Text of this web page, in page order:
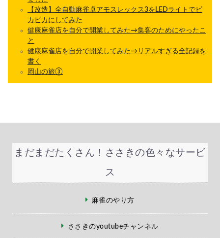
【改造】全自動麻雀卓アモスレックス3をLEDライトでビ
カビカにしてみた
健康麻雀店を自分で開業してみた→集客のためにやったこ
と
健康麻雀店を自分で開業してみた→リアルすぎる全記録を
書く
岡山の旅③
まだまだたくさん！ささきの色々なサービ
ス
麻雀のやり方
ささきのyoutubeチャンネル